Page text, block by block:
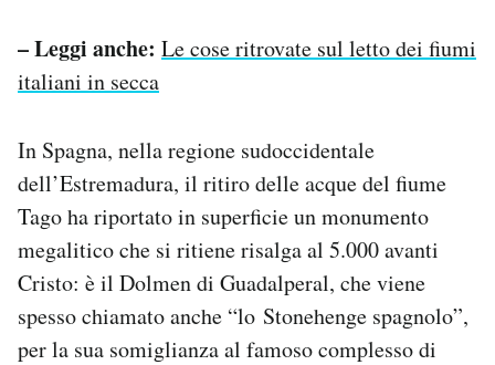
– Leggi anche: Le cose ritrovate sul letto dei fiumi
italiani in secca
In Spagna, nella regione sudoccidentale
dell’Estremadura, il ritiro delle acque del fiume
Tago ha riportato in superficie un monumento
megalitico che si ritiene risalga al 5.000 avanti
Cristo: è il Dolmen di Guadalperal, che viene
spesso chiamato anche “lo Stonehenge spagnolo”,
per la sua somiglianza al famoso complesso di